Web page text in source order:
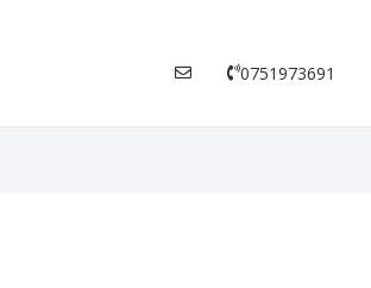
0751973691